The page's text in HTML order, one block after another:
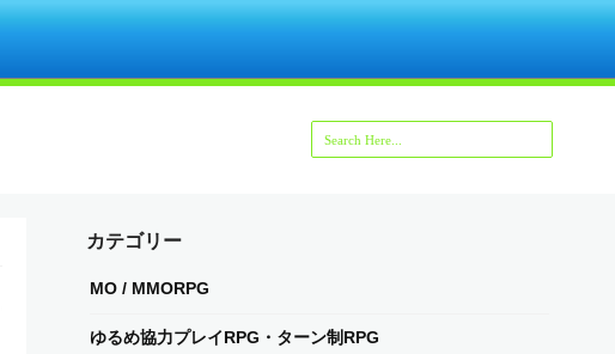
カテゴリー
MO / MMORPG
ゆるめ協力プレイRPG・ターン制RPG